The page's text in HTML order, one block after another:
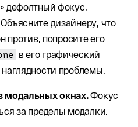
дефолтный фокус,
дизайнеру, что
против, попросите его
в его графический
проблемы.
модальных окнах.Фокус
за пределы модалки.